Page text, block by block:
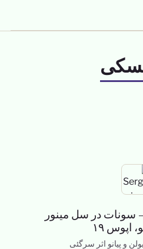
سونات در سل مینور
اپوس ۱۹
و پیانو اثر سرگئی